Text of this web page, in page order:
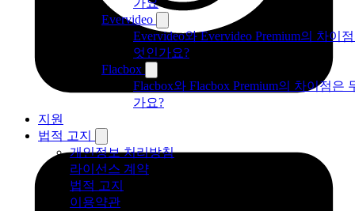
가요
Evervideo
Evervideo와 Evervideo Premium의 차이
엇인가요?
Flacbox
Flacbox와 Flacbox Premium의 차이점은
가요?
지원
법적 고지
개인정보 처리방침
라이선스 계약
법적 고지
이용약관